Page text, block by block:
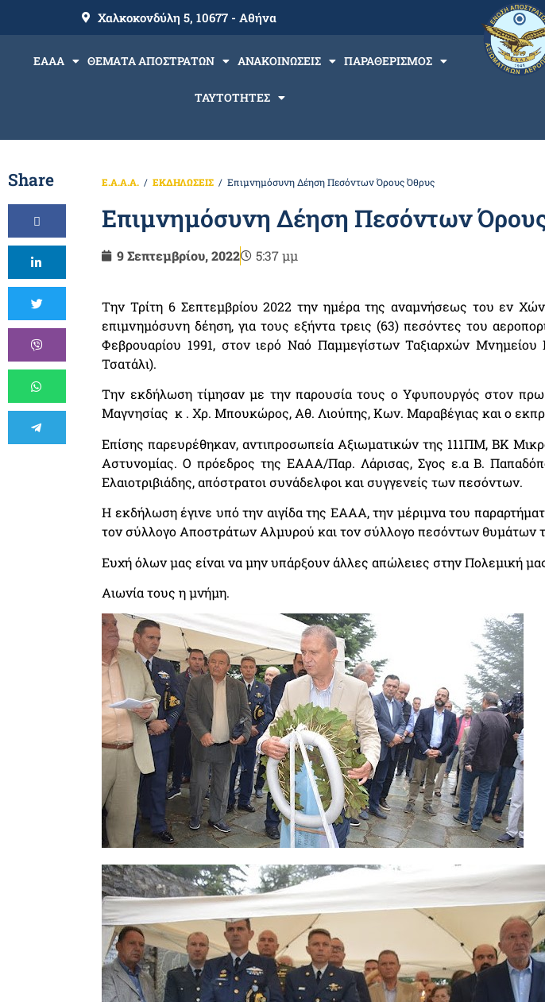
Χαλκοκονδύλη 5, 10677 - Αθήνα
ΕΑΑΑ ΘΕΜΑΤΑ ΑΠΟΣΤΡΑΤΩΝ ΑΝΑΚΟΙΝΩΣΕΙΣ ΠΑΡΑΘΕΡΙΣΜΟΣ
ΤΑΥΤΟΤΗΤΕΣ
Share Ε.Α.Α.Α. ΕΚΔΗΛΩΣΕΙΣ Επιμνημόσυνη Δέηση Πεσόντων Όρους Όθρυς
Επιμνημόσυνη Δέηση Πεσόντων
9 Σεπτεμβρίου, 2022 5:37 μμ
Την Τρίτη 6 Σεπτεμβρίου 2022 την ημέρα της αναμνήσεως του εν
επιμνημόσυνη δέηση, για τους εξήντα τρεις (63) πεσόντες του
Φεβρουαρίου 1991, στον ιερό Ναό Παμμεγίστων Ταξιαρχών
Τσατάλι).
Την εκδήλωση τίμησαν με την παρουσία τους ο Υφυπουργός στον
Μαγνησίας κ . Χρ. Μπουκώρος, Αθ. Λιούπης, Κων. Μαραβέγιας και ο
Επίσης παρευρέθηκαν, αντιπροσωπεία Αξιωματικών της 111ΠΜ, ΒΚ
Αστυνομίας. Ο πρόεδρος της ΕΑΑΑ/Παρ. Λάρισας, Σγος ε.α Β.
Ελαιοτριβιάδης, απόστρατοι συνάδελφοι και συγγενείς των πεσόντων.
Η εκδήλωση έγινε υπό την αιγίδα της ΕΑΑΑ, την μέριμνα του
τον σύλλογο Αποστράτων Αλμυρού και τον σύλλογο πεσόντων θυμάτων
Ευχή όλων μας είναι να μην υπάρξουν άλλες απώλειες στην Πολεμική
Αιωνία τους η μνήμη.